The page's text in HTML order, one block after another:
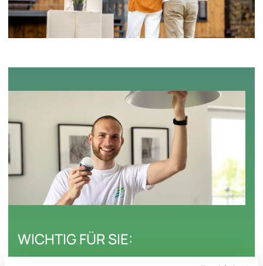
WICHTIG FÜR SIE: